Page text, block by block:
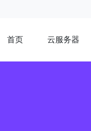
首页 云服务器